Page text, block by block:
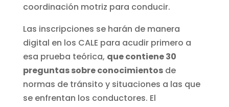
coordinación motriz para conducir.
Las inscripciones se harán de manera
digital en los CALE para acudir primero a
esa prueba teórica, que contiene 30
preguntas sobre conocimientosde
normas de tránsito y situaciones a las que
se enfrentan los conductores. El